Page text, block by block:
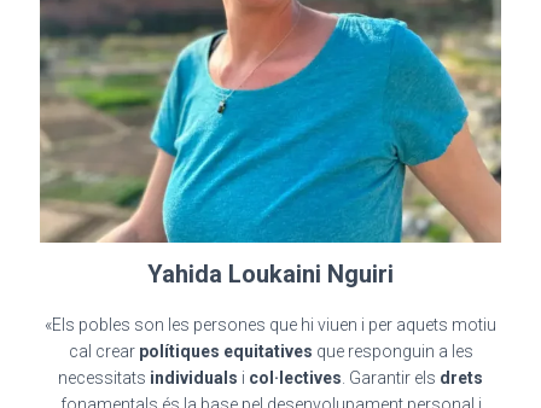
Yahida Loukaini Nguiri
«Els pobles son les persones que hi viuen i per aquets motiu
cal crear polítiques equitatives que responguin a les
necessitats individuals i col·lectives . Garantir els drets